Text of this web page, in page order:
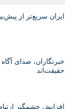
ایران سریع‌تر از
خبرنگاران، صدای
حقیقت‌اند
افزایش چشمگیر